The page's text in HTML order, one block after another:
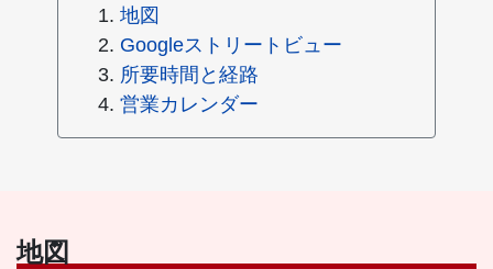
地図
Googleストリートビュー
所要時間と経路
営業カレンダー
地図